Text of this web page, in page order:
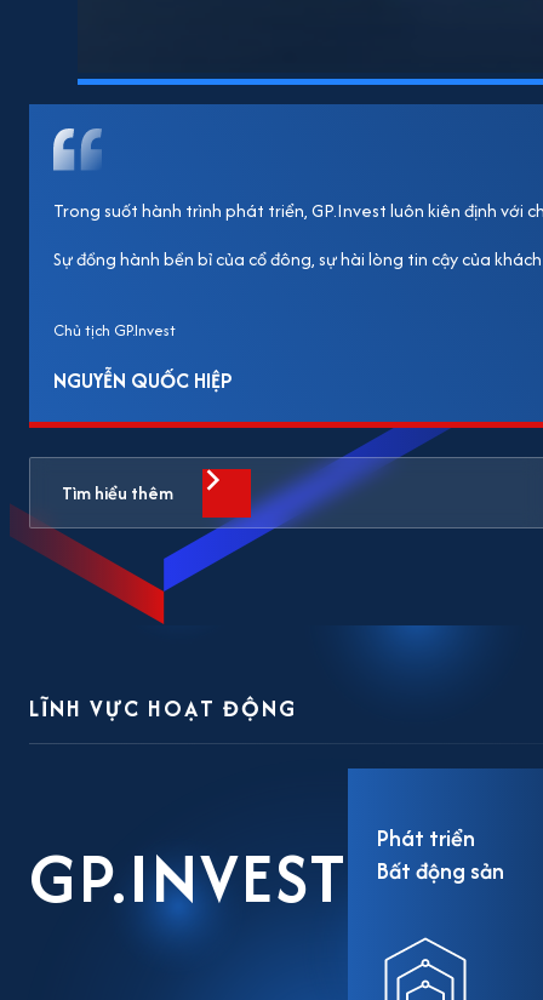
Trong suốt hành trình phát triển, GP.Invest luôn kiên định với
Sự đồng hành bền bỉ của cổ đông, sự hài lòng tin cậy của
Chủ tịch GP.Invest
NGUYỄN QUỐC HIỆP
Tìm hiểu thêm
LĨNH VỰC HOẠT ĐỘNG
GP.INVEST
Phát triển
Bất động sản